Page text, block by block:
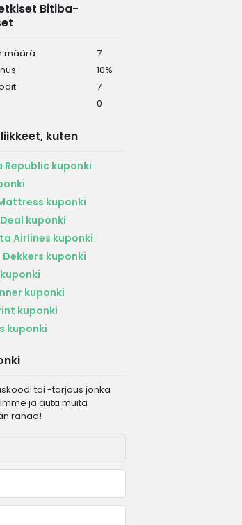
Bitiba-
määrä
7
10%
7
0
kuten
Republic kuponki
kuponki
kuponki
Airlines kuponki
kuponki
kuponki
kuponki
kuponki
tai -tarjous jonka
ja auta muita
rahaa!